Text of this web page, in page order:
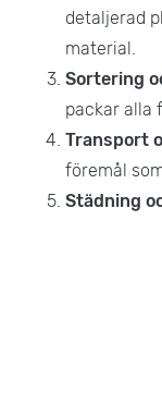
detaljerad
material.
Sortering
packar alla
Transport
föremål
Städning